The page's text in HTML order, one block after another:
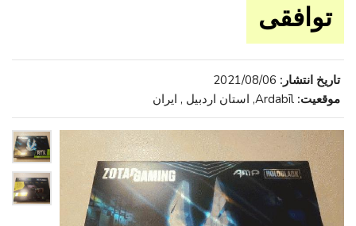
توافقی
تاریخ انتشار: 2021/08/06
موقعیت: Ardabīl, استان اردبیل , ایران